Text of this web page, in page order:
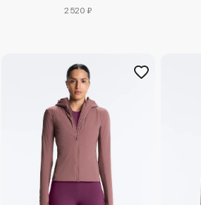
2520 ₽